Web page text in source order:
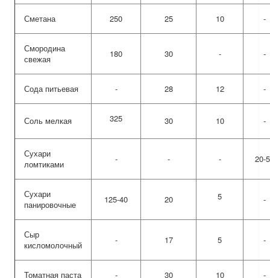
Сметана 250 25 10 -
Смородина
свежая
180 30 - -
Сода питьевая - 28 12 -
Соль мелкая 325 30 10 -
Сухари
ломтиками
- - - 20-
Сухари
панировочные
125-40 20 5 -
Сыр
кисломолочный
- 17 5 -
Томатная паста - 30 10 -